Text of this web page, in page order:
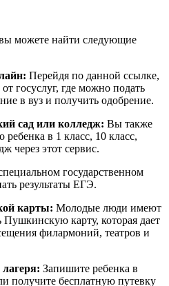
можете найти следующие
Перейдя по данной ссылке,
госуслуг, где можно подать
в вуз и получить одобрение.
сад или колледж: Вы также
ребенка в 1 класс, 10 класс,
через этот сервис.
государственном
результаты ЕГЭ.
карты: Молодые люди имеют
карту, которая дает
филармоний, театров и
Запишите ребенка в
получите бесплатную путевку